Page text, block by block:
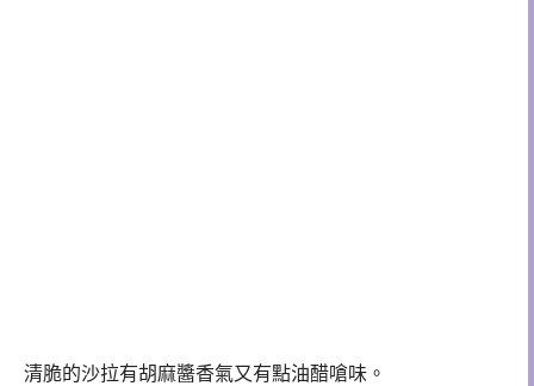
清脆的沙拉有胡麻醬香氣又有點油醋嗆味。